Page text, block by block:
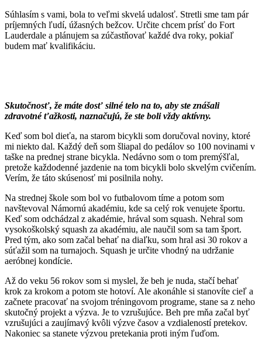
Súhlasím s vami, bola to veľmi skvelá udalosť. Stretli sme tam pár
príjemných ľudí, úžasných bežcov. Určite chcem prísť do Fort
Lauderdale a plánujem sa zúčastňovať každé dva roky, pokiaľ
budem mať kvalifikáciu.
Skutočnosť, že máte dosť silné telo na to, aby ste znášali
zdravotné ťažkosti, naznačujú, že ste boli vždy aktívny.
Keď som bol dieťa, na starom bicykli som doručoval noviny, ktoré
mi niekto dal. Každý deň som šliapal do pedálov so 100 novinami v
taške na prednej strane bicykla. Nedávno som o tom premýšľal,
pretože každodenné jazdenie na tom bicykli bolo skvelým cvičením.
Verím, že táto skúsenosť mi posilnila nohy.
Na strednej škole som bol vo futbalovom tíme a potom som
navštevoval Námornú akadémiu, kde sa celý rok venujete športu.
Keď som odchádzal z akadémie, hrával som squash. Nehral som
vysokoškolský squash za akadémiu, ale naučil som sa tam šport.
Pred tým, ako som začal behať na diaľku, som hral asi 30 rokov a
súťažil som na turnajoch. Squash je určite vhodný na udržanie
aeróbnej kondície.
Až do veku 56 rokov som si myslel, že beh je nuda, stačí behať
krok za krokom a potom ste hotoví. Ale akonáhle si stanovíte cieľ a
začnete pracovať na svojom tréningovom programe, stane sa z neho
skutočný projekt a výzva. Je to vzrušujúce. Beh pre mňa začal byť
vzrušujúci a zaujímavý kvôli výzve časov a vzdialeností pretekov.
Nakoniec sa stanete výzvou pretekania proti iným ľuďom.